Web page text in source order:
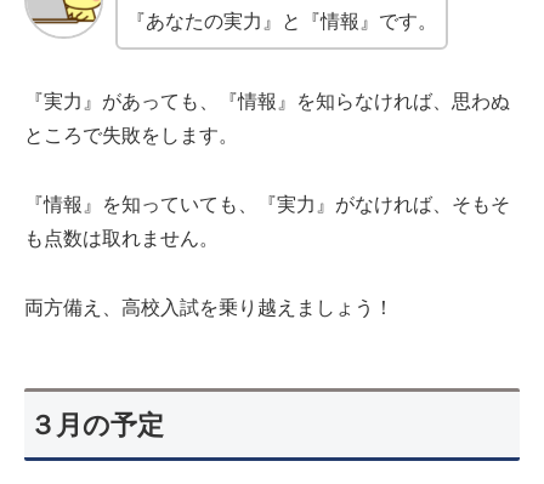
『あなたの実力』と『情報』です。
『実力』があっても、『情報』を知らなければ、思わぬ
ところで失敗をします。
『情報』を知っていても、『実力』がなければ、そもそ
も点数は取れません。
両方備え、高校入試を乗り越えましょう！
３月の予定